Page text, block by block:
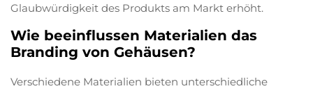
Glaubwürdigkeit des Produkts am Markt erhöht.
Wie beeinflussen Materialien das
Branding von Gehäusen?
Verschiedene Materialien bieten unterschiedliche